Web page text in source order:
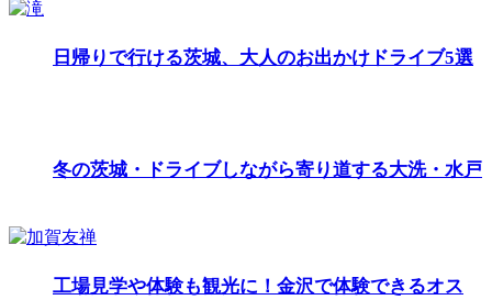
日帰りで行ける茨城、大人のお出かけドライブ5選
冬の茨城・ドライブしながら寄り道する大洗・水戸
工場見学や体験も観光に！金沢で体験できるオス